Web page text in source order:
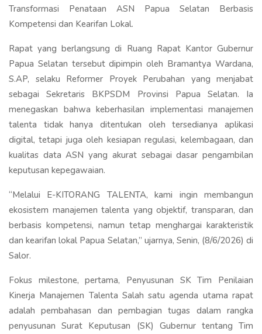
Transformasi Penataan ASN Papua Selatan Berbasis
Kompetensi dan Kearifan Lokal.
Rapat yang berlangsung di Ruang Rapat Kantor Gubernur
Papua Selatan tersebut dipimpin oleh Bramantya Wardana,
S.AP, selaku Reformer Proyek Perubahan yang menjabat
sebagai Sekretaris BKPSDM Provinsi Papua Selatan. Ia
menegaskan bahwa keberhasilan implementasi manajemen
talenta tidak hanya ditentukan oleh tersedianya aplikasi
digital, tetapi juga oleh kesiapan regulasi, kelembagaan, dan
kualitas data ASN yang akurat sebagai dasar pengambilan
keputusan kepegawaian.
“Melalui E-KITORANG TALENTA, kami ingin membangun
ekosistem manajemen talenta yang objektif, transparan, dan
berbasis kompetensi, namun tetap menghargai karakteristik
dan kearifan lokal Papua Selatan,” ujarnya, Senin, (8/6/2026) di
Salor.
Fokus milestone, pertama, Penyusunan SK Tim Penilaian
Kinerja Manajemen Talenta Salah satu agenda utama rapat
adalah pembahasan dan pembagian tugas dalam rangka
penyusunan Surat Keputusan (SK) Gubernur tentang Tim